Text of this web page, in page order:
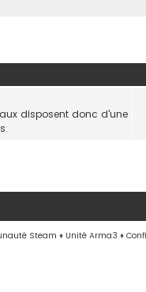
disposent donc d'une
Steam ♦ Unité Arma3 ♦